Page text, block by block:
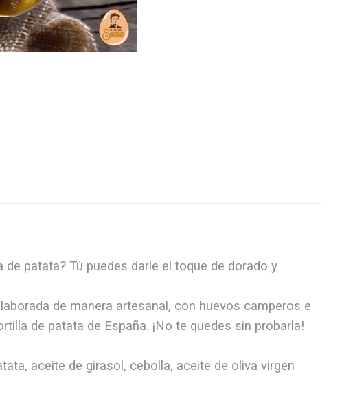
patata? Tú puedes darle el toque de dorado y
de manera artesanal, con huevos camperos e
de patata de España. ¡No te quedes sin probarla!
aceite de girasol, cebolla, aceite de oliva virgen